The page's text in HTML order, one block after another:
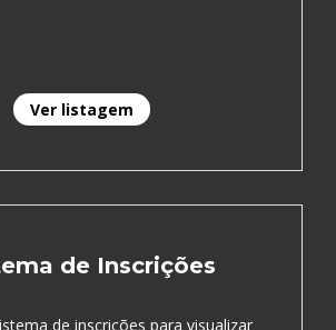
Ver listagem
de Inscrições
de inscrições para visualizar